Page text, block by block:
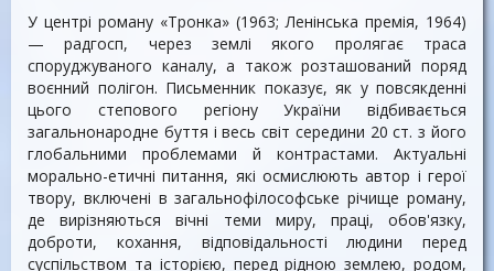
У центрі роману «Тронка» (1963; Ленінська премія, 1964)
— радгосп, через землі якого пролягає траса
споруджуваного каналу, а також розташований поряд
воєнний полігон. Письменник показує, як у повсякденні
цього степового регіону України відбивається
загальнонародне буття і весь світ середини 20 ст. з його
глобальними проблемами й контрастами. Актуальні
морально-етичні питання, які осмислюють автор і герої
твору, включені в загальнофілософське річище роману,
де вирізняються вічні теми миру, праці, обов'язку,
доброти, кохання, відповідальності людини перед
суспільством та історією, перед рідною землею, родом,